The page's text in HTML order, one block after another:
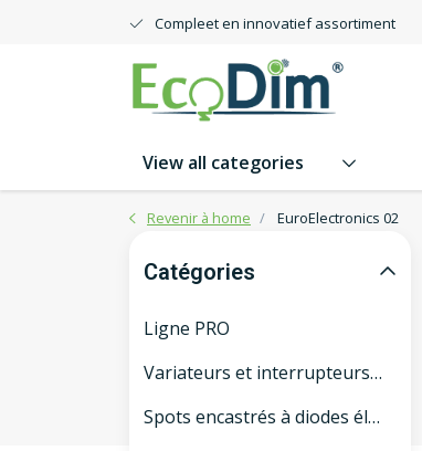
Compleet en innovatief assortiment
View all categories
Revenir à home EuroElectronics 02
Catégories
Ligne PRO
Variateurs et interrupteurs LED intelligents
Spots encastrés à diodes électroluminescentes